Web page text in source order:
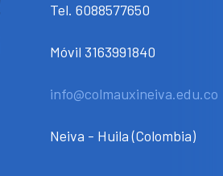
Tel. 6088577650
Móvil 3163991840
info@colmauxineiva.edu.co
Neiva - Huila (Colombia)